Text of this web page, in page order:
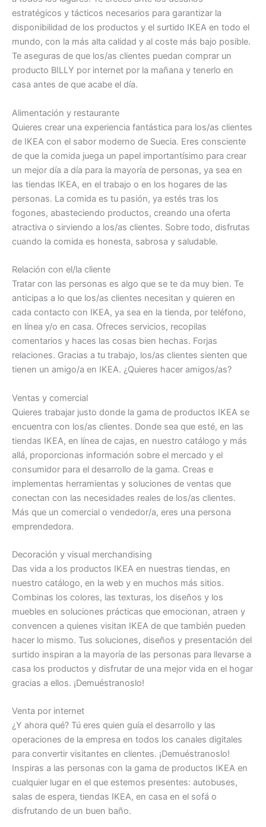
estratégicos y tácticos necesarios para garantizar la
disponibilidad de los productos y el surtido IKEA en todo el
mundo, con la más alta calidad y al coste más bajo posible.
Te aseguras de que los/as clientes puedan comprar un
producto BILLY por internet por la mañana y tenerlo en
casa antes de que acabe el día.
Alimentación y restaurante
Quieres crear una experiencia fantástica para los/as clientes
de IKEA con el sabor moderno de Suecia. Eres consciente
de que la comida juega un papel importantísimo para crear
un mejor día a día para la mayoría de personas, ya sea en
las tiendas IKEA, en el trabajo o en los hogares de las
personas. La comida es tu pasión, ya estés tras los
fogones, abasteciendo productos, creando una oferta
atractiva o sirviendo a los/as clientes. Sobre todo, disfrutas
cuando la comida es honesta, sabrosa y saludable.
Relación con el/la cliente
Tratar con las personas es algo que se te da muy bien. Te
anticipas a lo que los/as clientes necesitan y quieren en
cada contacto con IKEA, ya sea en la tienda, por teléfono,
en línea y/o en casa. Ofreces servicios, recopilas
comentarios y haces las cosas bien hechas. Forjas
relaciones. Gracias a tu trabajo, los/as clientes sienten que
tienen un amigo/a en IKEA. ¿Quieres hacer amigos/as?
Ventas y comercial
Quieres trabajar justo donde la gama de productos IKEA se
encuentra con los/as clientes. Donde sea que esté, en las
tiendas IKEA, en línea de cajas, en nuestro catálogo y más
allá, proporcionas información sobre el mercado y el
consumidor para el desarrollo de la gama. Creas e
implementas herramientas y soluciones de ventas que
conectan con las necesidades reales de los/as clientes.
Más que un comercial o vendedor/a, eres una persona
emprendedora.
Decoración y visual merchandising
Das vida a los productos IKEA en nuestras tiendas, en
nuestro catálogo, en la web y en muchos más sitios.
Combinas los colores, las texturas, los diseños y los
muebles en soluciones prácticas que emocionan, atraen y
convencen a quienes visitan IKEA de que también pueden
hacer lo mismo. Tus soluciones, diseños y presentación del
surtido inspiran a la mayoría de las personas para llevarse a
casa los productos y disfrutar de una mejor vida en el hogar
gracias a ellos. ¡Demuéstranoslo!
Venta por internet
¿Y ahora qué? Tú eres quien guía el desarrollo y las
operaciones de la empresa en todos los canales digitales
para convertir visitantes en clientes. ¡Demuéstranoslo!
Inspiras a las personas con la gama de productos IKEA en
cualquier lugar en el que estemos presentes: autobuses,
salas de espera, tiendas IKEA, en casa en el sofá o
disfrutando de un buen baño.